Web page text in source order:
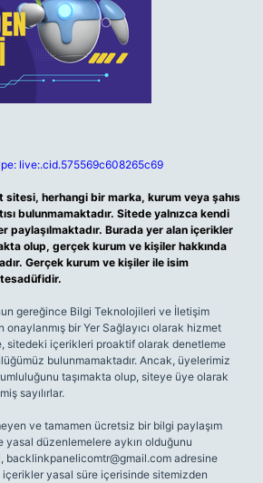
live:.cid.575569c608265c69
sitesi, herhangi bir marka, kurum veya şahıs
bulunmamaktadır. Sitede yalnızca kendi
paylaşılmaktadır. Burada yer alan içerikler
olup, gerçek kurum ve kişiler hakkında
Gerçek kurum ve kişiler ile isim
gereğince Bilgi Teknolojileri ve İletişim
onaylanmış bir Yer Sağlayıcı olarak hizmet
sitedeki içerikleri proaktif olarak denetleme
bulunmamaktadır. Ancak, üyelerimiz
taşımakta olup, siteye üye olarak
sayılırlar.
ve tamamen ücretsiz bir bilgi paylaşım
düzenlemelere aykırı olduğunu
backlinkpanelicomtr@gmail.com adresine
yasal süre içerisinde sitemizden